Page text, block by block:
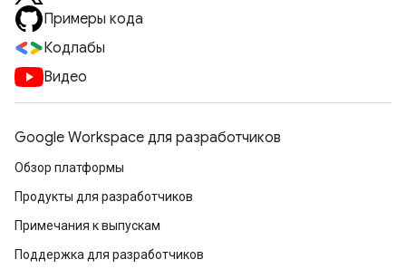
Примеры кода
Кодлабы
Видео
Google Workspace для разработчиков
Обзор платформы
Продукты для разработчиков
Примечания к выпускам
Поддержка для разработчиков